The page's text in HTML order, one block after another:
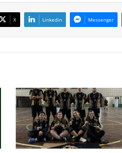
X Linkedin Messenger